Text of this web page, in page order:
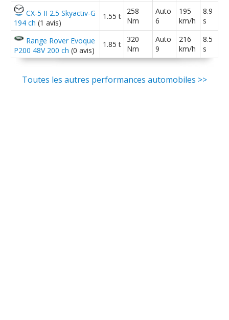
CX-5 II 2.5 Skyactiv-G
194 ch (1 avis)
1.55 t
258
Nm
Auto
6
195
km/h
8.9
s
Range Rover Evoque
P200 48V 200 ch (0 avis)
1.85 t
320
Nm
Auto
9
216
km/h
8.5
s
Toutes les autres performances automobiles >>